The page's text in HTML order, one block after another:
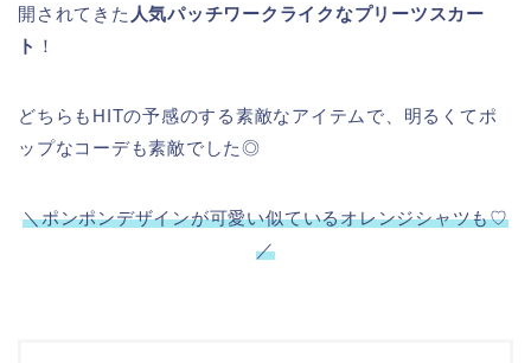
開されてきた 人気パッチワークライクなプリーツスカー
ト ！
どちらもHITの予感のする素敵なアイテムで、明るくてポ
ップなコーデも素敵でした◎
＼ポンポンデザインが可愛い似ているオレンジシャツも♡
／